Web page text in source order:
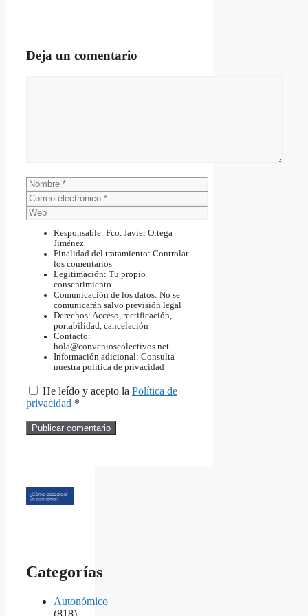
Deja un comentario
Nombre
Correo
electrónico
Web
Responsable: Fco. Javier Ortega
Jiménez
Finalidad del tratamiento: Controlar
los comentarios
Legitimación: Tu propio
consentimiento
Comunicación de los datos: No se
comunicarán salvo previsión legal
Derechos: Acceso, rectificación,
portabilidad, cancelación
Contacto:
hola@convenioscolectivos.net
Información adicional: Consulta
nuestra política de privacidad
He leído y acepto la Política de
privacidad *
Categorías
Autonómico
(818)